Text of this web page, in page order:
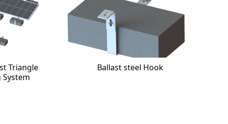
Triangle
Ballast steel Hook